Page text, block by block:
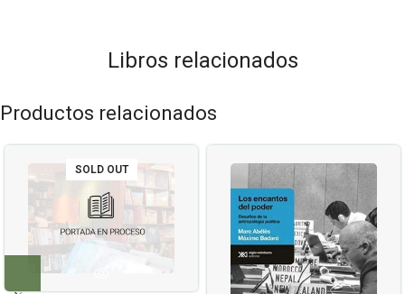
Libros relacionados
Productos relacionados
SOLD OUT